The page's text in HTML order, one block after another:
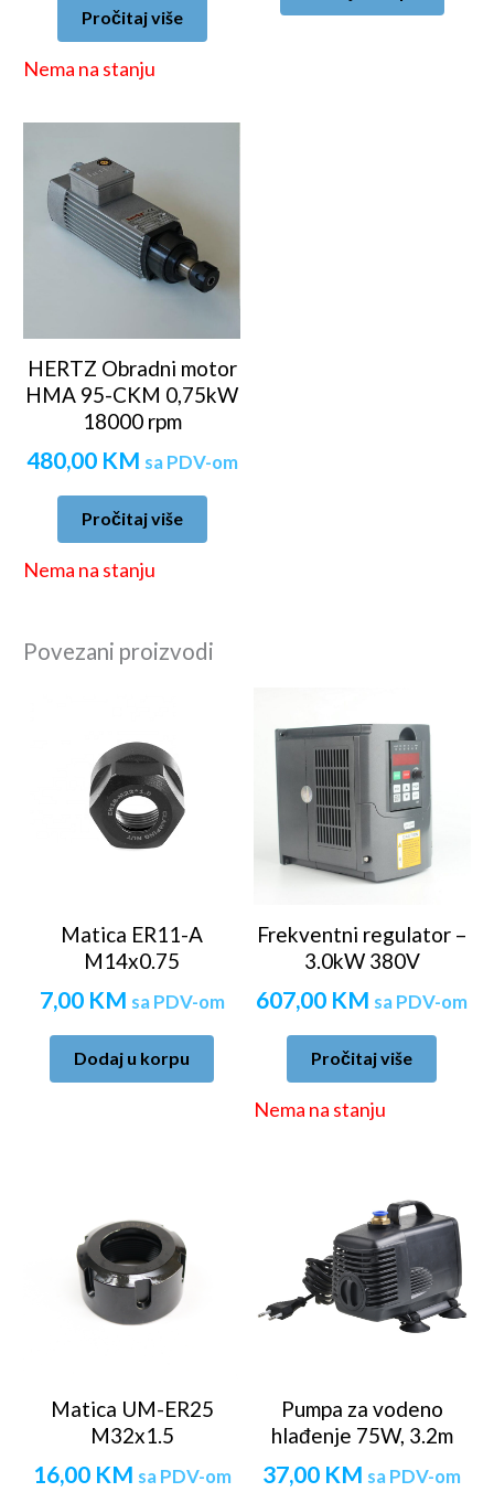
Pročitaj više
Nema na stanju
HERTZ Obradni motor
HMA 95-CKM 0,75kW
18000 rpm
480,00 KM sa PDV-om
Pročitaj više
Nema na stanju
Povezani proizvodi
Matica ER11-A
M14x0.75
7,00 KM sa PDV-om
Dodaj u korpu
Frekventni regulator –
3.0kW 380V
607,00 KM sa PDV-om
Pročitaj više
Nema na stanju
Matica UM-ER25
M32x1.5
16,00 KM sa PDV-om
Pumpa za vodeno
hlađenje 75W, 3.2m
37,00 KM sa PDV-om